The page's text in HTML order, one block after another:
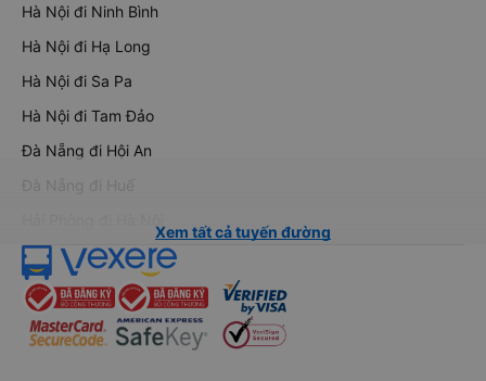
Hà Nội đi Ninh Bình
Hà Nội đi Hạ Long
Hà Nội đi Sa Pa
Hà Nội đi Tam Đảo
Đà Nẵng đi Hội An
Đà Nẵng đi Huế
Xem tất cả tuyến đường